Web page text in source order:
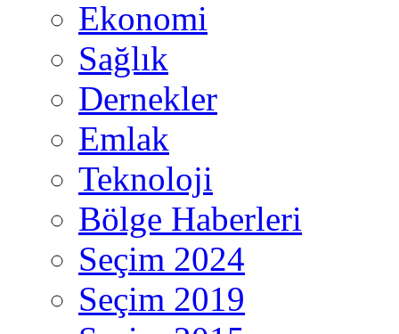
Ekonomi
Sağlık
Dernekler
Emlak
Teknoloji
Bölge Haberleri
Seçim 2024
Seçim 2019